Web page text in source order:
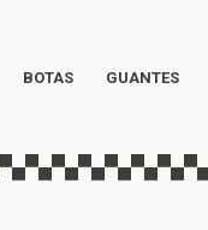
BOTAS GUANTES